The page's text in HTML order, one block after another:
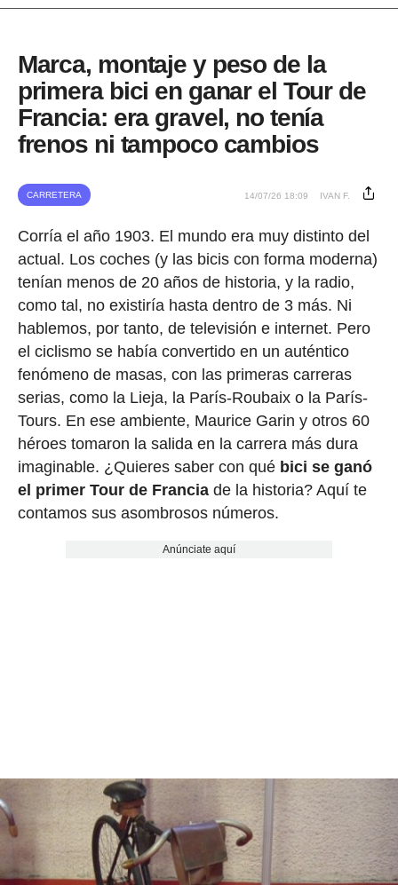
Marca, montaje y peso de la
primera bici en ganar el Tour de
Francia: era gravel, no tenía
frenos ni tampoco cambios
CARRETERA 14/07/26 18:09 IVAN F.
Corría el año 1903. El mundo era muy distinto del
actual. Los coches (y las bicis con forma moderna)
tenían menos de 20 años de historia, y la radio,
como tal, no existiría hasta dentro de 3 más. Ni
hablemos, por tanto, de televisión e internet. Pero
el ciclismo se había convertido en un auténtico
fenómeno de masas, con las primeras carreras
serias, como la Lieja, la París-Roubaix o la París-
Tours. En ese ambiente, Maurice Garin y otros 60
héroes tomaron la salida en la carrera más dura
imaginable. ¿Quieres saber con qué bici se ganó
el primer Tour de Franciade la historia? Aquí te
contamos sus asombrosos números.
Anúnciate aquí